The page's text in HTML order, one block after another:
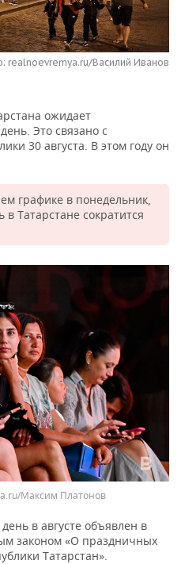
realnoevremya.ru/Василий Иванов
ожидает
Это связано с
30 августа. В этом году он
графике в понедельник,
в Татарстане сократится
Максим Платонов
в августе объявлен в
законом «О праздничных
Татарстан».